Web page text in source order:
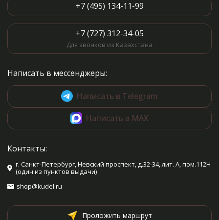
+7 (495) 134-11-99
+7 (727) 312-34-05
Для звонков из Казахстана
Написать в мессенджеры:
Написать в Telegram
Написать в MAX
Контакты:
г. Санкт-Петербург, Невский проспект, д.32-34, лит. А, пом.112Н
(один из пунктов выдачи)
shop@kudel.ru
Проложить маршрут